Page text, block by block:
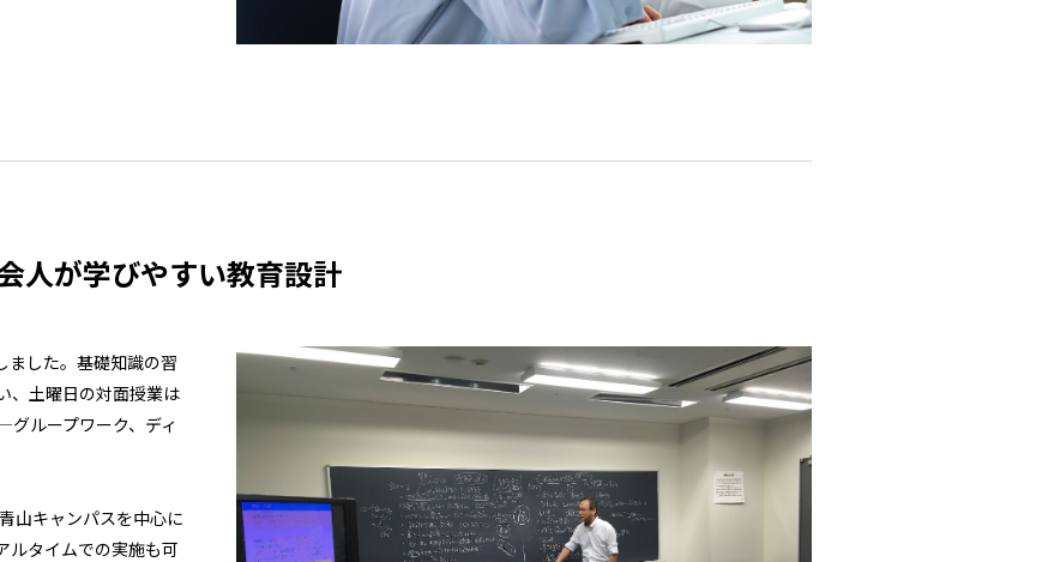
人が学びやすい教育設計
ました。基礎知識の習
、土曜日の対面授業は
グループワーク、ディ
山キャンパスを中心に
ルタイムでの実施も可